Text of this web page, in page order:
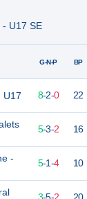
- U17 SE
U17
-
G-N-P BP
10 8-2-0 22
10 5-3-2 16
5-1-4 10